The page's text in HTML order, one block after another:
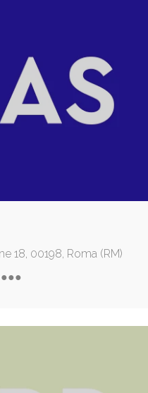
18, 00198, Roma (RM)